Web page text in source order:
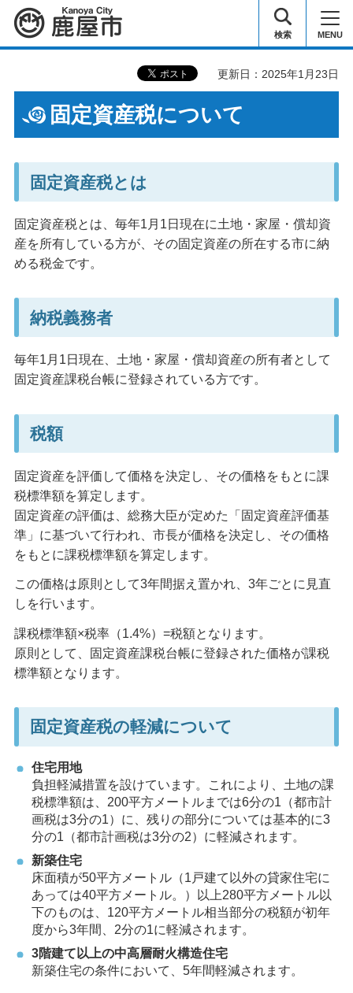
鹿屋市 検索 MENU
更新日：2025年1月23日
固定資産税について
固定資産税とは
固定資産税とは、毎年1月1日現在に土地・家屋・償却資
産を所有している方が、その固定資産の所在する市に納
める税金です。
納税義務者
毎年1月1日現在、土地・家屋・償却資産の所有者として
固定資産課税台帳に登録されている方です。
税額
固定資産を評価して価格を決定し、その価格をもとに課
税標準額を算定します。
固定資産の評価は、総務大臣が定めた「固定資産評価基
準」に基づいて行われ、市長が価格を決定し、その価格
をもとに課税標準額を算定します。
この価格は原則として3年間据え置かれ、3年ごとに見直
しを行います。
課税標準額×税率（1.4%）=税額となります。
原則として、固定資産課税台帳に登録された価格が課税
標準額となります。
固定資産税の軽減について
住宅用地
負担軽減措置を設けています。これにより、土地の課
税標準額は、200平方メートルまでは6分の1（都市計
画税は3分の1）に、残りの部分については基本的に3
分の1（都市計画税は3分の2）に軽減されます。
新築住宅
床面積が50平方メートル（1戸建て以外の貸家住宅に
あっては40平方メートル。）以上280平方メートル以
下のものは、120平方メートル相当部分の税額が初年
度から3年間、2分の1に軽減されます。
3階建て以上の中高層耐火構造住宅
新築住宅の条件において、5年間軽減されます。